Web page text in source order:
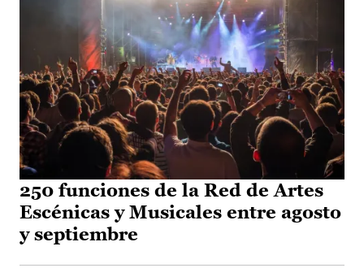
250 funciones de la Red de Artes
Escénicas y Musicales entre agosto
y septiembre